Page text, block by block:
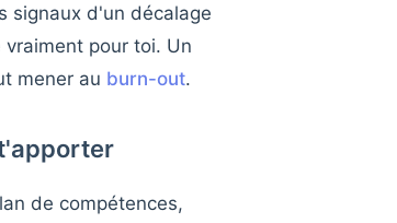
signaux d'un décalage
pour toi. Un
mener au burn-out.
de compétences,